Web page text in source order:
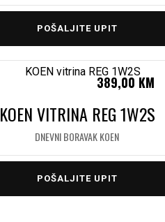
POŠALJITE UPIT
KOEN VITRINA REG 1W2S
DNEVNI BORAVAK KOEN
389,00 KM
POŠALJITE UPIT